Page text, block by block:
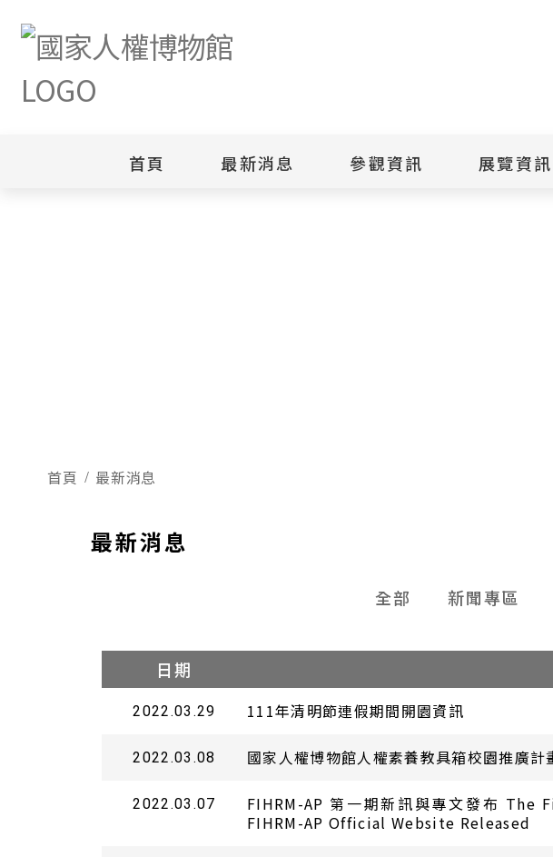
首頁 最新消息 參觀資訊 展覽資訊
首頁 最新消息
最新消息
全部 新聞專區
日期
2022.03.29 111年清明節連假期間開園資訊
2022.03.08 國家人權博物館人權素養教具箱校園推廣
2022.03.07
FIHRM-AP 第一期新訊與專文發布
FIHRM-AP Official Website Released